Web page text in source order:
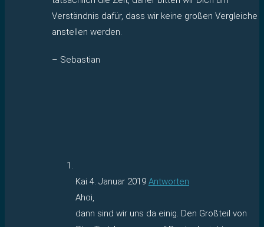
Verständnis dafür, dass wir keine großen Vergleiche
anstellen werden.
– Sebastian
Kai 4. Januar 2019 Antworten
Ahoi,
dann sind wir uns da einig. Den Großteil von